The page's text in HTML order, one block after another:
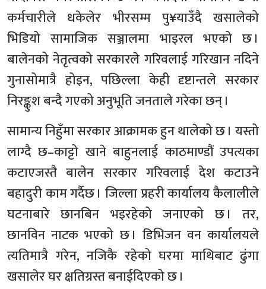
कर्मचारीले धकेलेर भीरसम्म पु¥याउँदै खसालेको
भिडियो सामाजिक सञ्जालमा भाइरल भएको छ ।
बालेनको नेतृत्वको सरकारले गरिवलाई गरिखान नदिने
गुनासोमात्रै होइन, पछिल्ला केही दृष्टान्तले सरकार
निरङ्कुश बन्दै गएको अनुभूति जनताले गरेका छन् ।
सामान्य निहुँमा सरकार आक्रामक हुन थालेको छ । यस्तो
लाग्दै छ–काट्टो खाने बाहुनलाई काठमाण्डौं उपत्यका
कटाएजस्तै बालेन सरकार गरिवलाई देश कटाउने
बहादुरी काम गर्दैछ । जिल्ला प्रहरी कार्यालय कैलालीले
घटनाबारे छानबिन भइरहेको जनाएको छ । तर,
छानविन नाटक भएको छ । डिभिजन वन कार्यालयले
त्यतिमात्रै गरेन, नजिकै रहेको घरमा माथिबाट ढुंगा
खसालेर घर क्षतिग्रस्त बनाईदिएको छ ।